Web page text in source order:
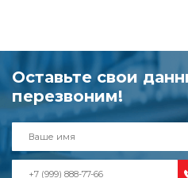
Оставьте свои
перезвоним!